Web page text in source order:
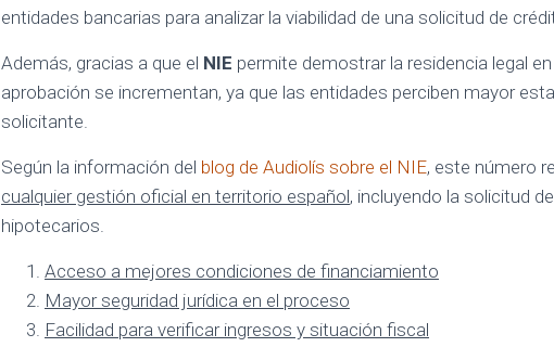
entidades bancarias para analizar la viabilidad de una solicitud de
Además, gracias a que el NIE permite demostrar la residencia legal
aprobación se incrementan, ya que las entidades perciben mayor
solicitante.
Según la información del blog de Audiolís sobre el NIE, este número
cualquier gestión oficial en territorio español, incluyendo la solicitud
hipotecarios.
Acceso a mejores condiciones de financiamiento
Mayor seguridad jurídica en el proceso
Facilidad para verificar ingresos y situación fiscal